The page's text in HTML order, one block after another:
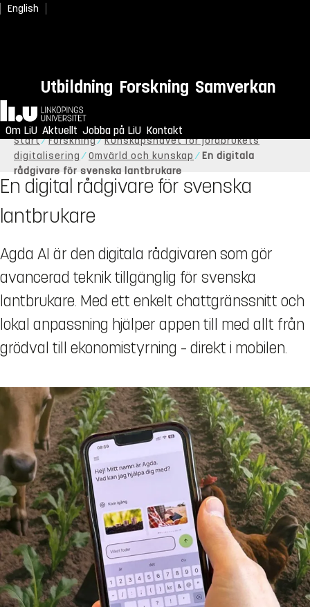
English
Utbildning Forskning Samverkan
Hem
Om LiU Aktuellt Jobba på LiU Kontakt
Start Forskning
Kunskapsnavet för jordbrukets
digitalisering
Omvärld och kunskap
En digitala
rådgivare för svenska lantbrukare
En digital rådgivare för svenska
lantbrukare
Agda AI är den digitala rådgivaren som gör
avancerad teknik tillgänglig för svenska
lantbrukare. Med ett enkelt chattgränssnitt och
lokal anpassning hjälper appen till med allt från
grödval till ekonomistyrning – direkt i mobilen.